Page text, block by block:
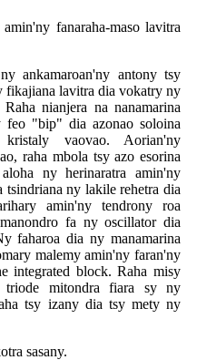
fanaraha-maso lavitra
ankamaroan'ny antony tsy
fikajiana lavitra dia vokatry ny
nianjera na nanamarina
"bip" dia azonao soloina
vaovao. Aorian'ny
raha mbola tsy azo esorina
ny herinaratra amin'ny
ny lakile rehetra dia
amin'ny tendrony roa
fa ny oscillator dia
faharoa dia ny manamarina
malemy amin'ny faran'ny
integrated block. Raha misy
triode mitondra fiara sy ny
tsy izany dia tsy mety ny
sasany.